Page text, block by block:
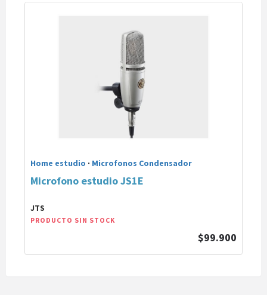
Home estudio · Microfonos Condensador
Microfono estudio JS1E
JTS
PRODUCTO SIN STOCK
$99.900